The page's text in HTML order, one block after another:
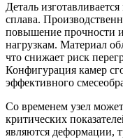
Деталь
сплава.
повышение прочности
нагрузкам. Материал
что снижает риск
Конфигурация камер
эффективного
Со временем узел
критических
являются деформации,